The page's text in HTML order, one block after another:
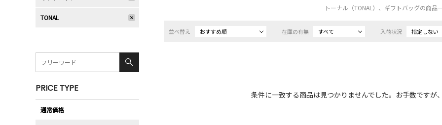
トーナル（TONAL）、ギフトバッグの商品
並べ替え おすすめ順 在庫の有無 すべて 入荷状況 指定しない
条件に一致する商品は見つかりませんでした。お手数ですが
TONAL
PRICE TYPE
通常価格